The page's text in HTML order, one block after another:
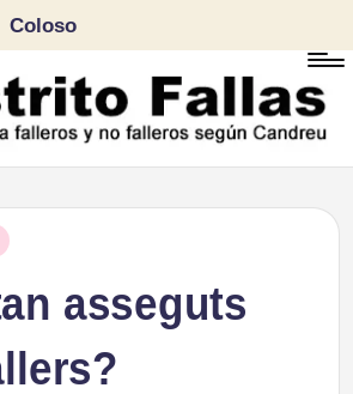
Coloso
asseguts